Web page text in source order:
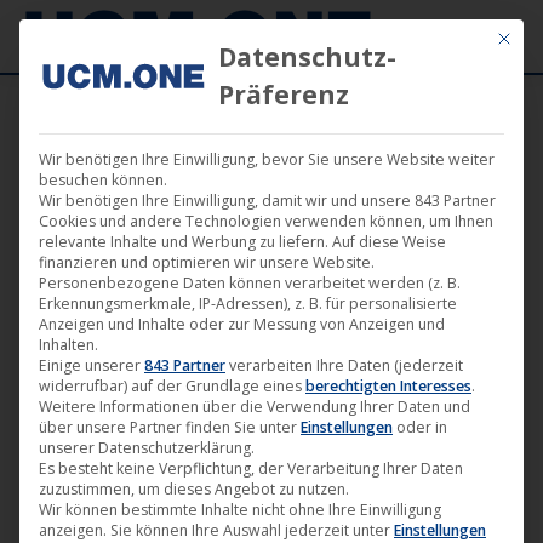
19. September 2015
Darling Berlin beim „San Sebastián
Mit
Datenschutz-
Präferenz
Wir benötigen Ihre Einwilligung, bevor Sie unsere Website weiter
besuchen können.
Wir benötigen Ihre Einwilligung, damit wir und unsere 843 Partner
Cookies und andere Technologien verwenden können, um Ihnen
relevante Inhalte und Werbung zu liefern. Auf diese Weise
finanzieren und optimieren wir unsere Website.
Personenbezogene Daten können verarbeitet werden (z. B.
Erkennungsmerkmale, IP-Adressen), z. B. für personalisierte
Anzeigen und Inhalte oder zur Messung von Anzeigen und
Inhalten.
Einige unserer843 Partnerverarbeiten Ihre Daten (jederzeit
widerrufbar) auf der Grundlage einesberechtigten Interesses.
Weitere Informationen über die Verwendung Ihrer Daten und
über unsere Partner finden Sie unterEinstellungen oder in
unserer Datenschutzerklärung.
Es besteht keine Verpflichtung, der Verarbeitung Ihrer Daten
zuzustimmen, um dieses Angebot zu nutzen.
Wir können bestimmte Inhalte nicht ohne Ihre Einwilligung
anzeigen. Sie können Ihre Auswahl jederzeit unterEinstellungen